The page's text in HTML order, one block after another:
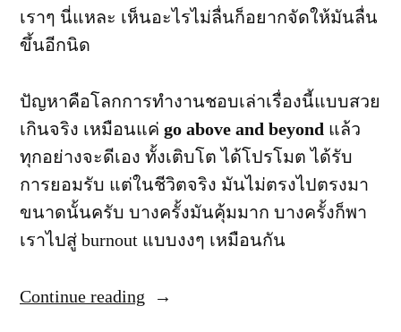
เราๆ นี่แหละ เห็นอะไรไม่ลื่นก็อยากจัดให้มันลื่น
ขึ้นอีกนิด
ปัญหาคือโลกการทำงานชอบเล่าเรื่องนี้แบบสวย
เกินจริง เหมือนแค่ go above and beyond แล้ว
ทุกอย่างจะดีเอง ทั้งเติบโต ได้โปรโมต ได้รับ
การยอมรับ แต่ในชีวิตจริง มันไม่ตรงไปตรงมา
ขนาดนั้นครับ บางครั้งมันคุ้มมาก บางครั้งก็พา
เราไปสู่ burnout แบบงงๆ เหมือนกัน
Continue reading “go